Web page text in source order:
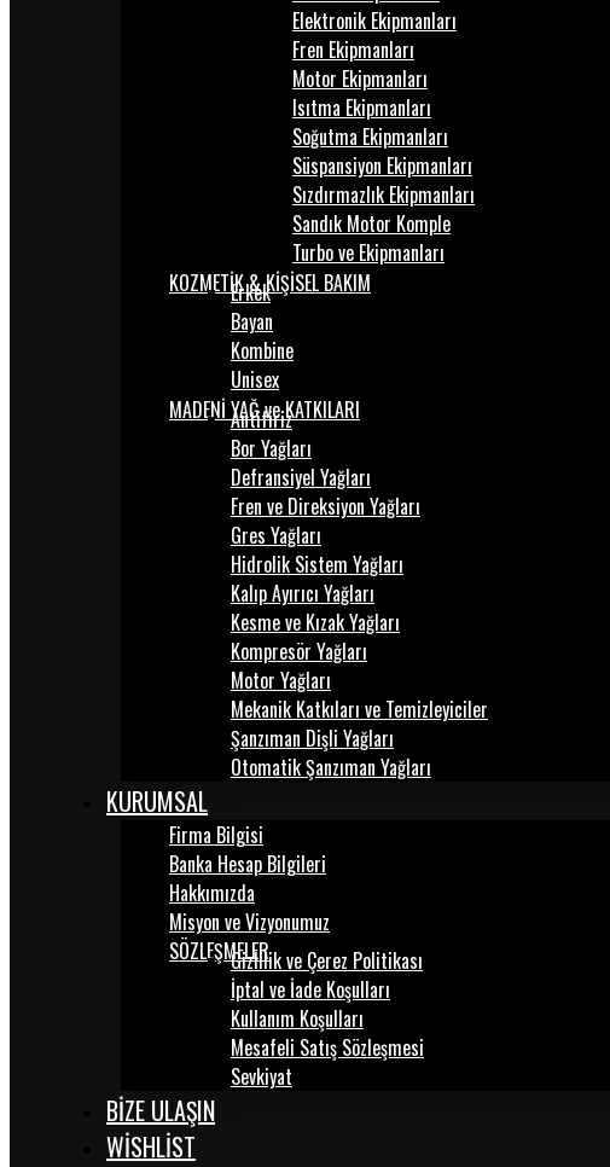
Elektronik Ekipmanları
Fren Ekipmanları
Motor Ekipmanları
Isıtma Ekipmanları
Soğutma Ekipmanları
Süspansiyon Ekipmanları
Sızdırmazlık Ekipmanları
Sandık Motor Komple
Turbo ve Ekipmanları
KOZMETİK & KİŞİSEL BAKIM
Erkek
Bayan
Kombine
Unisex
MADENİ YAĞ ve KATKILARI
Antifiriz
Bor Yağları
Defransiyel Yağları
Fren ve Direksiyon Yağları
Gres Yağları
Hidrolik Sistem Yağları
Kalıp Ayırıcı Yağları
Kesme ve Kızak Yağları
Kompresör Yağları
Motor Yağları
Mekanik Katkıları ve Temizleyiciler
Şanzıman Dişli Yağları
Otomatik Şanzıman Yağları
KURUMSAL
Firma Bilgisi
Banka Hesap Bilgileri
Hakkımızda
Misyon ve Vizyonumuz
SÖZLEŞMELERGizlilik ve Çerez Politikası
İptal ve İade Koşulları
Kullanım Koşulları
Mesafeli Satış Sözleşmesi
Sevkiyat
BİZE ULAŞIN
WISHLIST